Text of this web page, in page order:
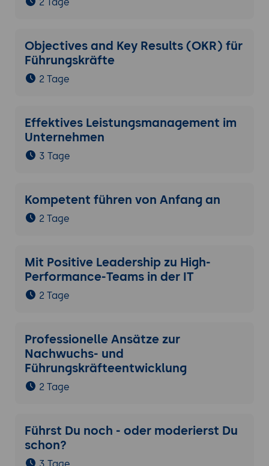
2 Tage
Objectives and Key Results (OKR) für
Führungskräfte
2 Tage
Effektives Leistungsmanagement im
Unternehmen
3 Tage
Kompetent führen von Anfang an
2 Tage
Mit Positive Leadership zu High-
Performance-Teams in der IT
2 Tage
Professionelle Ansätze zur
Nachwuchs- und
Führungskräfteentwicklung
2 Tage
Führst Du noch - oder moderierst Du
schon?